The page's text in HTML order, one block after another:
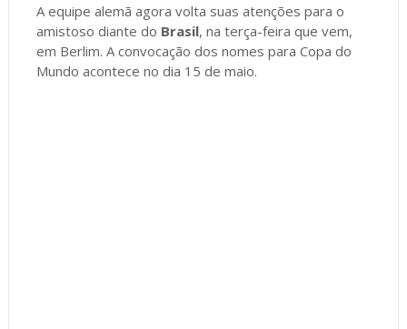
A equipe alemã agora volta suas atenções para o
amistoso diante do Brasil, na terça-feira que vem,
em Berlim. A convocação dos nomes para Copa do
Mundo acontece no dia 15 de maio.